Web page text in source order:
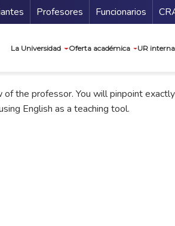
Profesores Funcionarios
La Universidad Oferta académica UR
the professor. You will pinpoint
English as a teaching tool.